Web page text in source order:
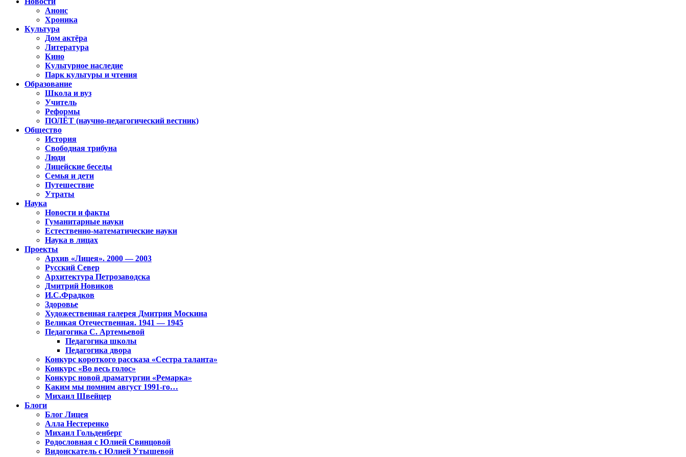
Анонс
Хроника
Культура
Дом актёра
Литература
Кино
Культурное наследие
Парк культуры и чтения
Образование
Школа и вуз
Учитель
Реформы
ПОЛЁТ (научно-педагогический вестник)
Общество
История
Свободная трибуна
Люди
Лицейские беседы
Семья и дети
Путешествие
Утраты
Наука
Новости и факты
Гуманитарные науки
Естественно-математические науки
Наука в лицах
Проекты
Архив «Лицея». 2000 — 2003
Русский Север
Архитектура Петрозаводска
Дмитрий Новиков
И.С.Фрадков
Здоровье
Художественная галерея Дмитрия Москина
Великая Отечественная. 1941 — 1945
Педагогика С. Артемьевой
Педагогика школы
Педагогика двора
Конкурс короткого рассказа «Сестра таланта»
Конкурс «Во весь голос»
Конкурс новой драматургии «Ремарка»
Каким мы помним август 1991-го…
Михаил Швейцер
Блоги
Блог Лицея
Алла Нестеренко
Михаил Гольденберг
Родословная с Юлией Свинцовой
Видоискатель с Юлией Утышевой